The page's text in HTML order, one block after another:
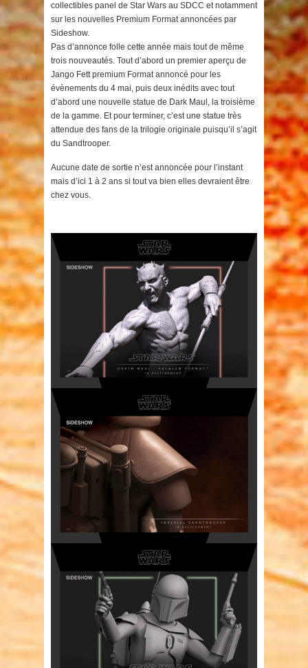
collectibles panel de Star Wars au SDCC et notamment
sur les nouvelles Premium Format annoncées par
Sideshow.
Pas d’annonce folle cette année mais tout de même
trois nouveautés. Tout d’abord un premier aperçu de
Jango Fett premium Format annoncé pour les
évènements du 4 mai, puis deux inédits avec tout
d’abord une nouvelle statue de Dark Maul, la troisième
de la gamme. Et pour terminer, c’est une statue très
attendue des fans de la trilogie originale puisqu’il s’agit
du Sandtrooper.
Aucune date de sortie n’est annoncée pour l’instant
mais d’ici 1 à 2 ans si tout va bien elles devraient être
chez vous.